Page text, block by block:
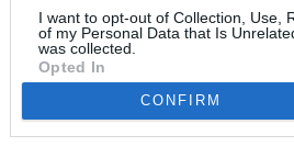
I want to opt-out of Collection, Use,
of my Personal Data that Is
was collected.
Opted In
CONFIRM
ABOUTKIOSKO.NET
is a visual daily press directory that gives
newspaper.